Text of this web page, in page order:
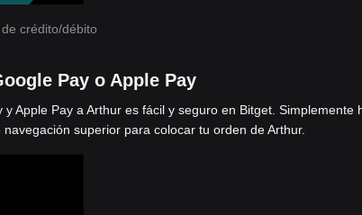
crédito/débito
Pay o Apple Pay
Apple Pay a Arthur es fácil y seguro en Bitget. Simplemente
superior para colocar tu orden de Arthur.